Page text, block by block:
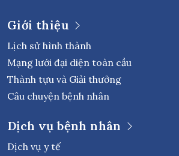
Giới thiệu
Lịch sử hình thành
Mạng lưới đại diện toàn cầu
Thành tựu và Giải thưởng
Câu chuyện bệnh nhân
Dịch vụ bệnh nhân
Dịch vụ y tế